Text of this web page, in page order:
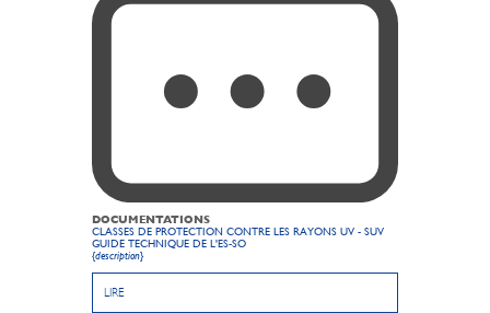
DOCUMENTATIONS
CLASSES DE PROTECTION CONTRE LES RAYONS UV - SUV
GUIDE TECHNIQUE DE L'ES-SO
{description}
LIRE